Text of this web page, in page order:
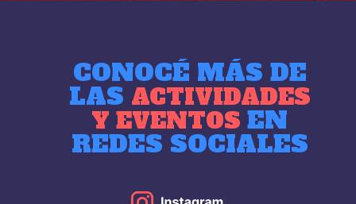
CONOCÉ MÁS DE
LAS ACTIVIDADES
Y EVENTOSEN
REDES SOCIALES